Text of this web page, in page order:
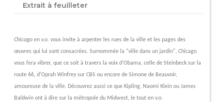
Extrait à feuilleter
Chicago en v.o.vous invite à arpenter les rues de la ville et les pages des
œuvres qui lui sont consacrées. Surnommée la "ville dans un jardin", Chicago
vous fera vibrer, que ce soit à travers la voix d’Obama, celle de Steinbeck sur la
route 66, d'Oprah Winfrey sur CBS ou encore de Simone de Beauvoir,
amoureuse de la ville. Découvrez aussi ce que Kipling, Naomi Klein ou James
Baldwin ont à dire sur la métropole du Midwest, le tout en v.o.